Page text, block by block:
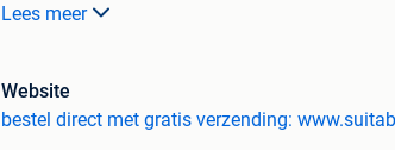
voor meer informatie (zie URL).
- Gratis verzending
Lees meer
Website
bestel direct met gratis verzending: